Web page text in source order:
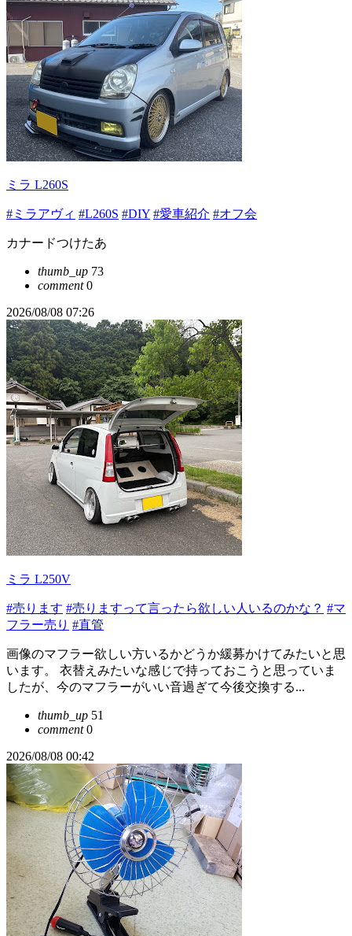
ミラ L260S
#ミラアヴィ #L260S #DIY #愛車紹介 #オフ会
カナードつけたあ
thumb_up 73
comment0
2026/08/08 07:26
ミラ L250V
#売ります #売りますって言ったら欲しい人いるのかな？ #マ
フラー売り #直管
画像のマフラー欲しい方いるかどうか緩募かけてみたいと思
います。 衣替えみたいな感じで持っておこうと思っていま
したが、今のマフラーがいい音過ぎて今後交換する...
thumb_up 51
comment0
2026/08/08 00:42